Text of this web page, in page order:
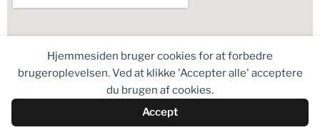
Hjemmesiden bruger cookies for at forbedre
brugeroplevelsen. Ved at klikke 'Accepter alle' acceptere
du brugen af cookies.
Accept